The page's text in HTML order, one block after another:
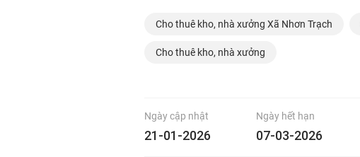
Cho thuê kho, nhà xưởng Xã Nhơn Trạch
Cho thuê kho, nhà xưởng
Ngày cập nhật
21-01-2026
Ngày hết hạn
07-03-2026